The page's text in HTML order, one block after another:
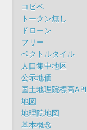
コピペ
トークン無し
ドローン
フリー
ベクトルタイル
人口集中地区
公示地価
国土地理院標高API
地図
地理院地図
基本概念